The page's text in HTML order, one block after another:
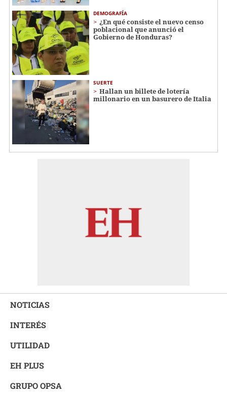
DEMOGRAFÍA
¿En qué consiste el nuevo censo
poblacional que anunció el
Gobierno de Honduras?
SUERTE
Hallan un billete de lotería
millonario en un basurero de Italia
NOTICIAS
INTERÉS
UTILIDAD
EH PLUS
GRUPO OPSA